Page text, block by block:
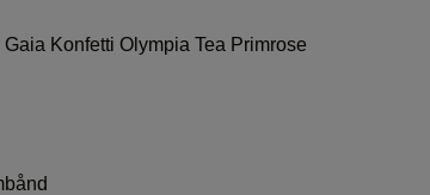
Gaia Konfetti Olympia Tea Primrose